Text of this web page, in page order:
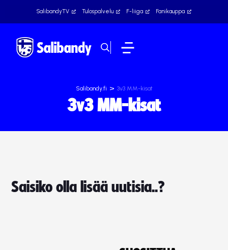
SalibandyTV Tulospalvelu F-liiga Fanikauppa
Salibandy.fi > 3v3 MM-kisat
3v3 MM-kisat
Saisiko olla lisää uutisia..?